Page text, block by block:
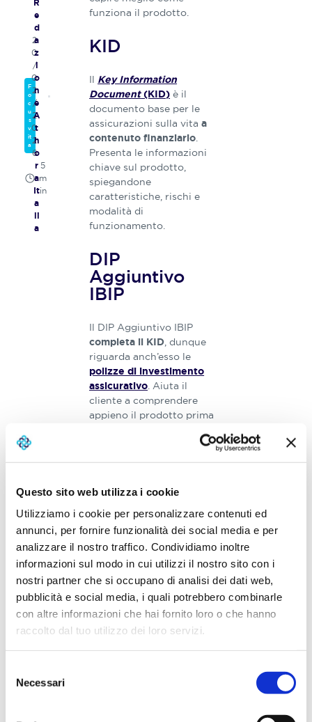
Questo sito web utilizza i cookie
Utilizziamo i cookie per personalizzare contenuti ed
annunci, per fornire funzionalità dei social media e per
analizzare il nostro traffico. Condividiamo inoltre
informazioni sul modo in cui utilizzi il nostro sito con i
nostri partner che si occupano di analisi dei dati web,
pubblicità e social media, i quali potrebbero combinarle
con altre informazioni che hai fornito loro o che hanno
raccolto dal tuo utilizzo dei loro servizi.
delNecessari
F
o
c
u
s
v
it
a
2
0
/
0
2
/
2
0
2
6
5
m
in
R
e
d
a
z
i
o
n
e
A
t
h
o
r
a
It
a
li
a
funziona il prodotto.
KID
Il Key Information
Document(KID) è il
documento base per le
assicurazioni sulla vitaa
contenuto finanziario
Presenta le informazioni
chiave sul prodotto,
spiegandone
caratteristiche, rischi e
modalità di
funzionamento.
DIP
Aggiuntivo
IBIP
Il DIP Aggiuntivo IBIP
completa il KID , dunque
riguarda anch’esso le
polizze di investimento
assicurativo . Aiuta il
cliente a comprendere
appieno il prodotto prima
Informativa
sostenibilità
L’informativa sulla
sostenibilità spiega se e
come il prodotto
d’investimento
assicurativo considera
fattori ambientali, sociali
e di governance (ESG )
nelle scelte di
investimento, aiutando il